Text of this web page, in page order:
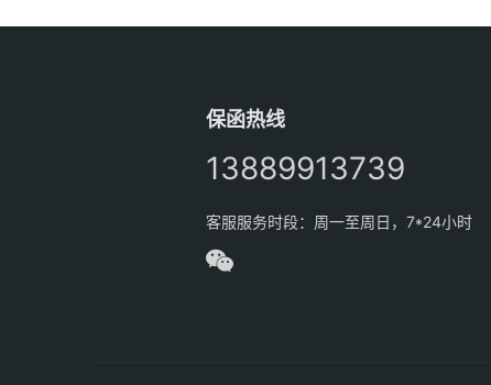
保函热线
13889913739
客服服务时段：周一至周日，7*24小时